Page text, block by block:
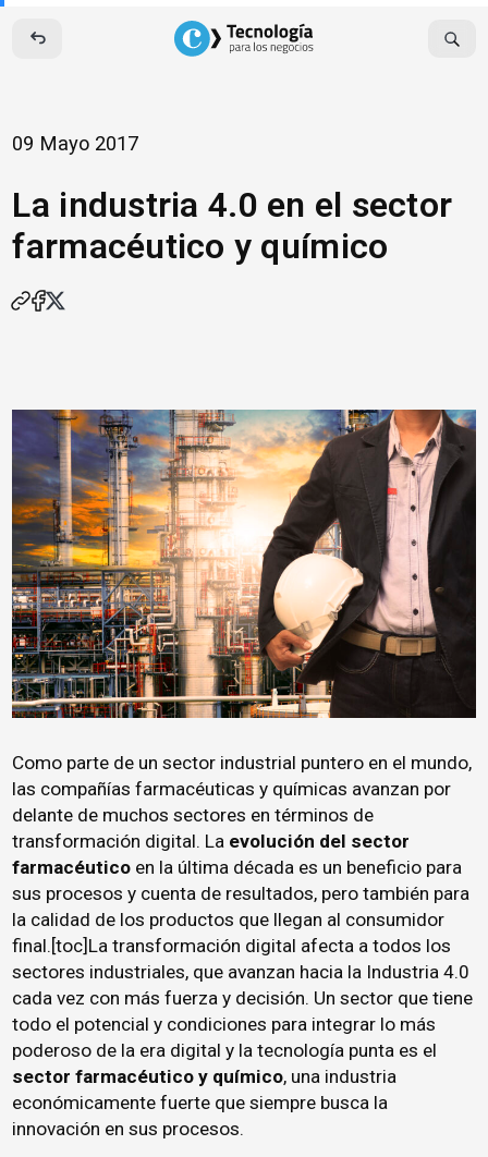
Skip
content
09 Mayo 2017
La industria 4.0 en el sector
farmacéutico y químico
Como parte de un sector industrial puntero en el mundo,
las compañías farmacéuticas y químicas avanzan por
delante de muchos sectores en términos de
transformación digital. La evolución del sector
farmacéutico en la última década es un beneficio para
sus procesos y cuenta de resultados, pero también para
la calidad de los productos que llegan al consumidor
final.[toc]La transformación digital afecta a todos los
sectores industriales, que avanzan hacia la Industria 4.0
cada vez con más fuerza y decisión. Un sector que tiene
todo el potencial y condiciones para integrar lo más
poderoso de la era digital y la tecnología punta es el
sector farmacéutico y químico, una industria
económicamente fuerte que siempre busca la
innovación en sus procesos.